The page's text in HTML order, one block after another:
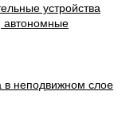
устройства
автономные
в неподвижном слое